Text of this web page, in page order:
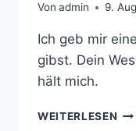
Von admin 9.
Ich geb mir
gibst. Dein
hält mich.
WEITERLESEN